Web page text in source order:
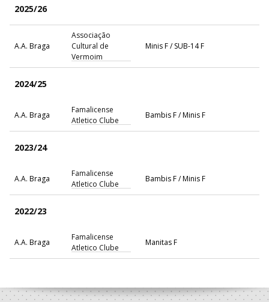
2025/26
A.A. Braga
Associação
Cultural de
Vermoim
Minis F / SUB-14 F
2024/25
A.A. Braga
Famalicense
Atletico Clube
Bambis F / Minis F
2023/24
A.A. Braga
Famalicense
Atletico Clube
Bambis F / Minis F
2022/23
A.A. Braga
Famalicense
Atletico Clube
Manitas F